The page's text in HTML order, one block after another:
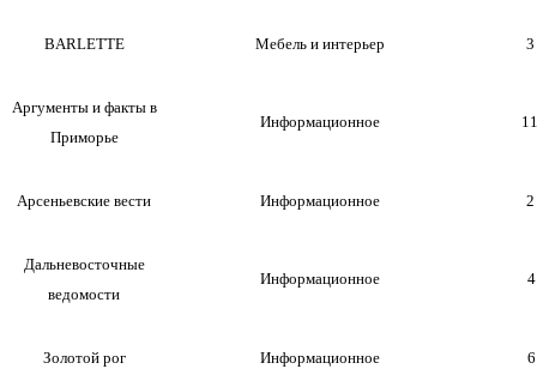
BARLETTE Мебель и интерьер 3
Аргументы и факты в
Приморье
Информационное
Арсеньевские вести Информационное 2
Дальневосточные
ведомости
Информационное
Золотой рог Информационное